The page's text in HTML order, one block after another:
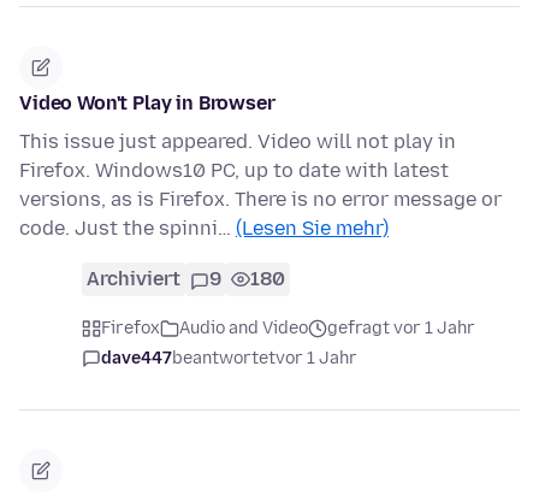
Video Won't Play in Browser
This issue just appeared. Video will not play in
Firefox. Windows10 PC, up to date with latest
versions, as is Firefox. There is no error message or
code. Just the spinni… (Lesen Sie mehr)
Archiviert 9 180
Firefox Audio and Video
gefragt vor 1 Jahr
dave447beantwortetvor 1 Jahr